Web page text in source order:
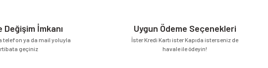
Değişim İmkanı
telefon ya da mail yoluyla
geçiniz
Uygun Ödeme Seçenekleri
İster Kredi Kartı ister Kapıda isterseniz de
havale ile ödeyin!